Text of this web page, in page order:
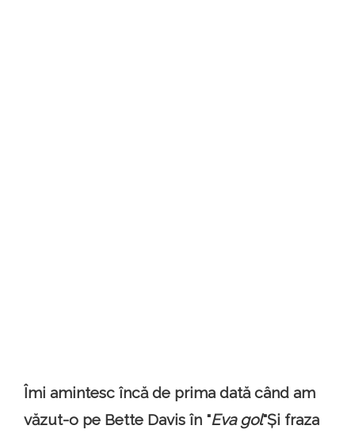
Îmi amintesc încă de prima dată când am
văzut-o pe Bette Davis în "Eva gol"Și fraza